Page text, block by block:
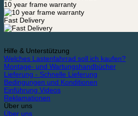
10 year frame warranty
Fast Delivery
Hilfe & Unterstützung
Welches Lastenfahrrad soll ich kaufen?
Montage- und Wartungshandbücher
Lieferung - Schnelle Lieferung
Bedingungen und Konditionen
Einführung Videos
Reklamationen
Über uns
Über uns